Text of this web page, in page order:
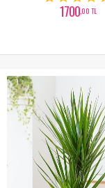
1700,00 TL